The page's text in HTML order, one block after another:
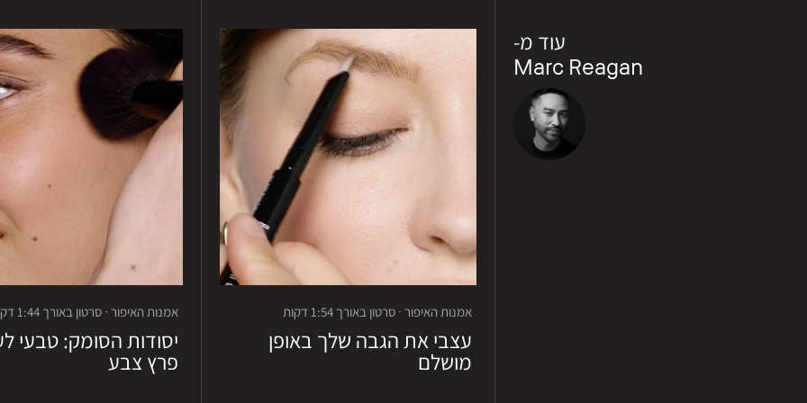
עוד מ-
Marc Reagan
אמנות האיפור · סרטון באורך 1:54 דקות
עצבי את הגבה שלך באופן
מושלם
אמנות האיפור · סרטון באורך 1:44 דקות
יסודות הסומק: טבעי
פרץ צבע